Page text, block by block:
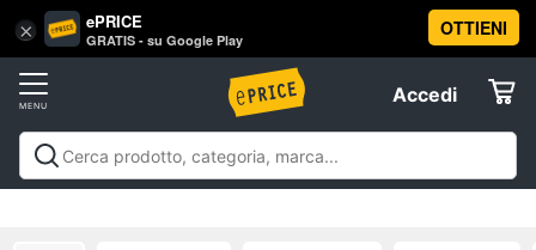
× ePRICE
GRATIS - su Google Play
OTTIENI
Accedi
Accedi
Registrati
Offerte
Vai
al